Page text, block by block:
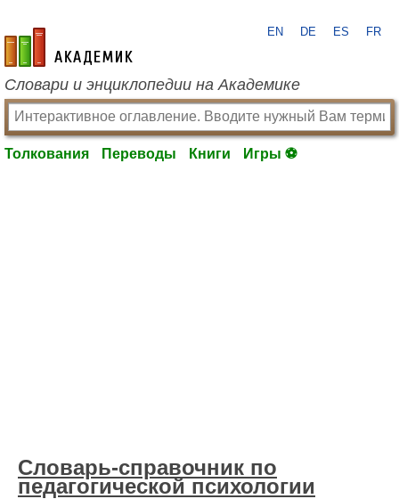
academic.ru
EN DE ES FR
Словари и энциклопедии на Академике
Толкования Переводы Книги Игры ⚽
Словарь-справочник по
педагогической психологии